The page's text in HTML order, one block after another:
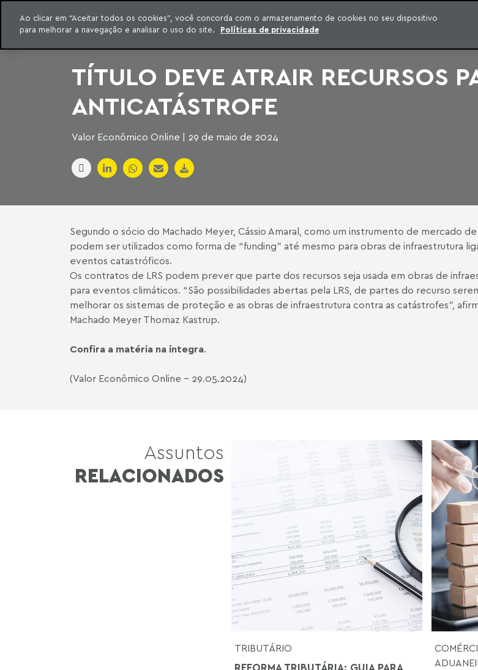
para o conteúdo
Machado Meyer
INTELIGÊNCIA JURÍDICA
CONTEÚDO EXCLUSIVO MACHADO MEYER ADVOGADOS
SÉRIES PUBLICAÇÕES
TÍTULO DEVE ATRAIR RECURSOS
ANTICATÁSTROFE
Valor Econômico Online | 29 de maio de 2024
Segundo o sócio do Machado Meyer, Cássio Amaral, como um instrumento de mercado
podem ser utilizados como forma de “funding” até mesmo para obras de infraestrutura
eventos catastróficos.
Os contratos de LRS podem prever que parte dos recursos seja usada em obras de
para eventos climáticos. “São possibilidades abertas pela LRS, de partes do recurso
melhorar os sistemas de proteção e as obras de infraestrutura contra as catástrofes”,
Machado Meyer Thomaz Kastrup.
Confira a matéria na íntegra.
(Valor Econômico Online - 29.05.2024)
Assuntos
RELACIONADOS
TRIBUTÁRIO
REFORMA TRIBUTÁRIA: GUIA PARA
Ao clicar em “Aceitar todos os cookies”, você concorda com o armazenamento de cookies no seu dispositivo
para melhorar a navegação e analisar o uso do site.
Políticas de privacidade